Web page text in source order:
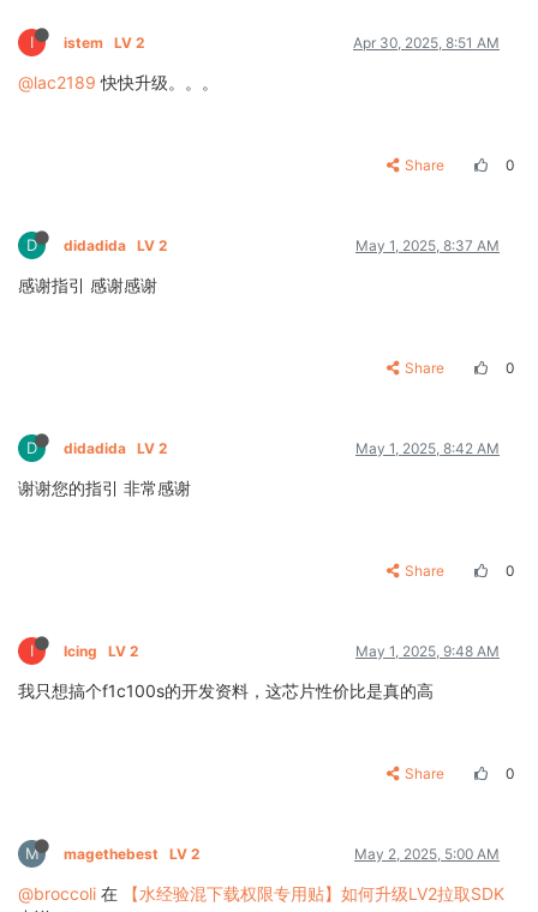
I istem LV 2 Apr 30, 2025, 8:51 AM
@lac2189 快快升级。。。
Share 0
D didadida LV 2 May 1, 2025, 8:37 AM
感谢指引 感谢感谢
Share 0
D didadida LV 2 May 1, 2025, 8:42 AM
谢谢您的指引 非常感谢
Share 0
I Icing LV 2 May 1, 2025, 9:48 AM
我只想搞个f1c100s的开发资料，这芯片性价比是真的高
Share 0
M magethebest LV 2 May 2, 2025, 5:00 AM
@broccoli 在
【水经验混下载权限专用贴】如何升级LV2拉取SDK